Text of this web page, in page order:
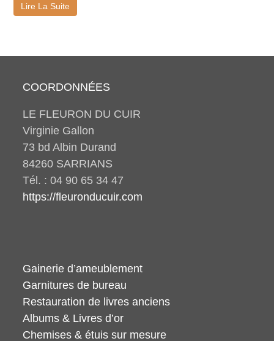
Lire La Suite
COORDONNÉES
LE FLEURON DU CUIR
Virginie Gallon
73 bd Albin Durand
84260 SARRIANS
Tél. : 04 90 65 34 47
https://fleuronducuir.com
Gainerie d’ameublement
Garnitures de bureau
Restauration de livres anciens
Albums & Livres d’or
Chemises & étuis sur mesure